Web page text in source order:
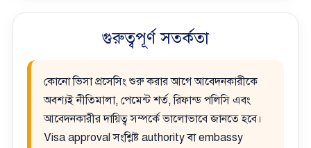
গুরুত্বপূর্ণ সতর্কতা
কোনো ভিসা প্রসেসিং শুরু করার আগে আবেদনকারীকে
অবশ্যই নীতিমালা, পেমেন্ট শর্ত, রিফান্ড পলিসি এবং
আবেদনকারীর দায়িত্ব সম্পর্কে ভালোভাবে জানতে হবে।
Visa approval সংশ্লিষ্ট authority বা embassy